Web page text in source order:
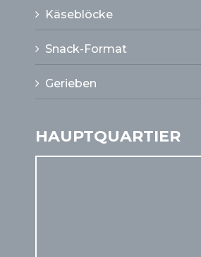
Käseblöcke
Snack-Format
Gerieben
HAUPTQUARTIER